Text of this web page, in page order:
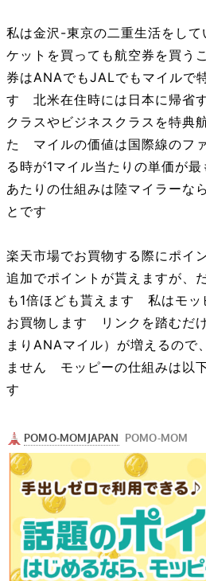
私は金沢-東京の二重生活をし
ケットを買っても航空券を買
券はANAでもJALでもマイルで
す 北米在住時には日本に帰省
クラスやビジネスクラスを特典
た マイルの価値は国際線のフ
る時が1マイル当たりの単価が
あたりの仕組みは陸マイラーな
とです
楽天市場でお買物する際にポイ
追加でポイントが貰えますが、
も1倍ほども貰えます 私はモッ
お買物します リンクを踏むだ
まりANAマイル）が増えるので
ません モッピーの仕組みは以
す